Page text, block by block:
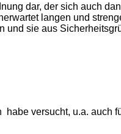
dar, der sich auch
langen und
sie aus
versucht, u.a. auch